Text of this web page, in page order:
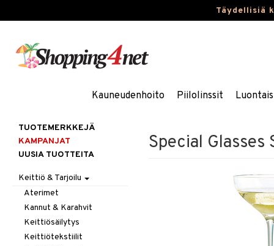
Täydellisiä
Kauneudenhoito Piilolinssit
Special Glasses
TUOTEMERKKEJÄ
KAMPANJAT
UUSIA TUOTTEITA
Keittiö & Tarjoilu
Aterimet
Kannut & Karahvit
Keittiösäilytys
Keittiötekstiilit